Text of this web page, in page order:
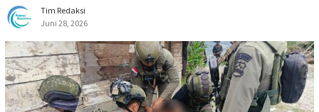
Tim Redaksi
Juni 28, 2026